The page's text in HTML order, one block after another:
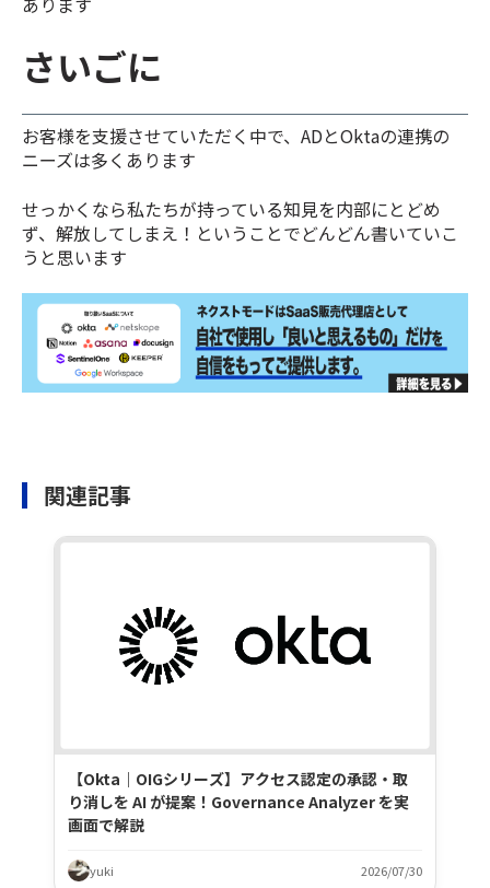
さいごに
お客様を支援させていただく中で、ADとOktaの連携の
ニーズは多くあります
せっかくなら私たちが持っている知見を内部にとどめ
ず、解放してしまえ！ということでどんどん書いていこ
うと思います
関連記事
【Okta｜OIGシリーズ】アクセス認定の承認・取
り消しを AI が提案！Governance Analyzer を実
画面で解説
yuki 2026/07/30